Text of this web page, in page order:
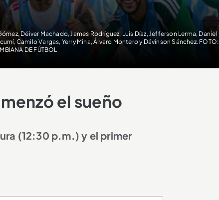
Déiver Machado, James Rodríguez, Luis Díaz, Jefferson Lerma, Daniel
Camilo Vargas, Yerry Mina, Álvaro Montero y Dávinson Sánchez. FOTO:
DE FÚTBOL
el sueño
(12:30 p.m.) y el primer